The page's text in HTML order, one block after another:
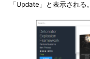
「Update」と表示される。